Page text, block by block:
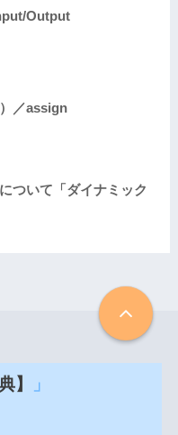
Output
／assign
ついて「ダイナミック
】
」